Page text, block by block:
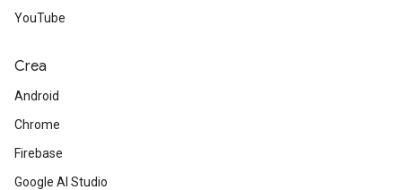
YouTube
Crea
Android
Chrome
Firebase
Google AI Studio